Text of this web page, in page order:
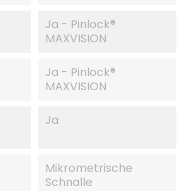
Ja - Pinlock®
MAXVISION
Ja - Pinlock®
MAXVISION
Ja
Mikrometrische
Schnalle